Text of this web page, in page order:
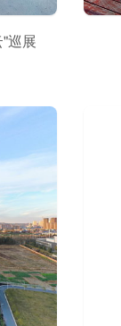
巡展